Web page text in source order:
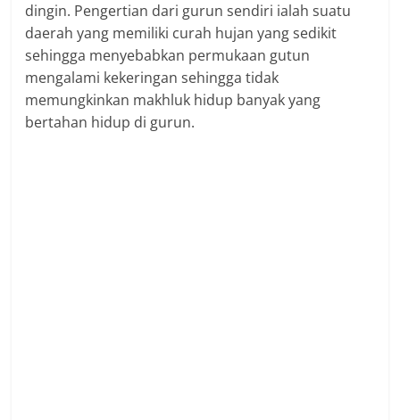
dingin. Pengertian dari gurun sendiri ialah suatu
daerah yang memiliki curah hujan yang sedikit
sehingga menyebabkan permukaan gutun
mengalami kekeringan sehingga tidak
memungkinkan makhluk hidup banyak yang
bertahan hidup di gurun.